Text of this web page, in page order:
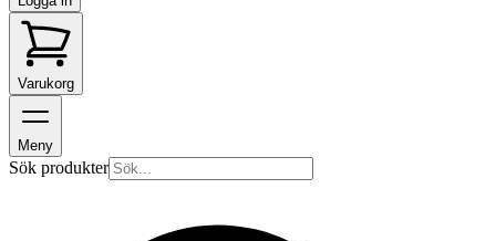
Varukorg
Meny
Sök produkter